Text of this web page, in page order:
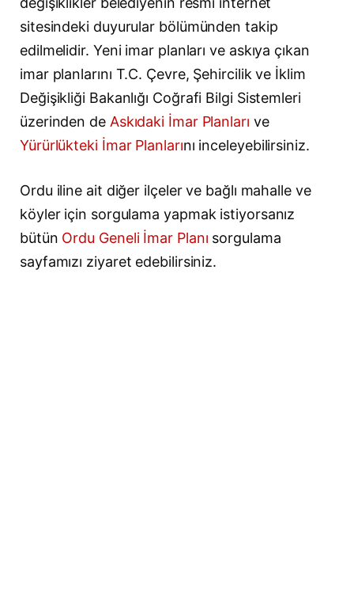
sitesindeki duyurular bölümünden takip
edilmelidir. Yeni imar planları ve askıya çıkan
imar planlarını T.C. Çevre, Şehircilik ve İklim
Değişikliği Bakanlığı Coğrafi Bilgi Sistemleri
üzerinden de Askıdaki İmar Planları ve
Yürürlükteki İmar Planlarını inceleyebilirsiniz.
Ordu iline ait diğer ilçeler ve bağlı mahalle ve
köyler için sorgulama yapmak istiyorsanız
bütün Ordu Geneli İmar Planı sorgulama
sayfamızı ziyaret edebilirsiniz.